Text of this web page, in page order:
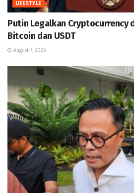
LIFESTYLE
Putin Legalkan Cryptocurrency
Bitcoin dan USDT
August 7, 2026